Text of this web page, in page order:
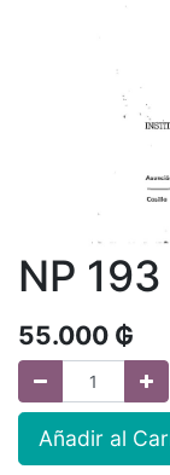
NP 193
55.000 ₲
Añadir al